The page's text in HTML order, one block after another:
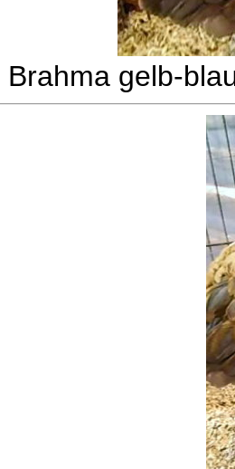
Brahma gelb-